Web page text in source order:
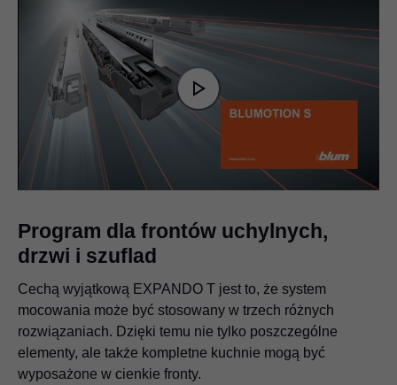
Video
Player
loading.Play
Program dla frontów uchylnych,
drzwi i szuflad
Cechą wyjątkową EXPANDO T jest to, że system
mocowania może być stosowany w trzech różnych
rozwiązaniach. Dzięki temu nie tylko poszczególne
elementy, ale także kompletne kuchnie mogą być
wyposażone w cienkie fronty.